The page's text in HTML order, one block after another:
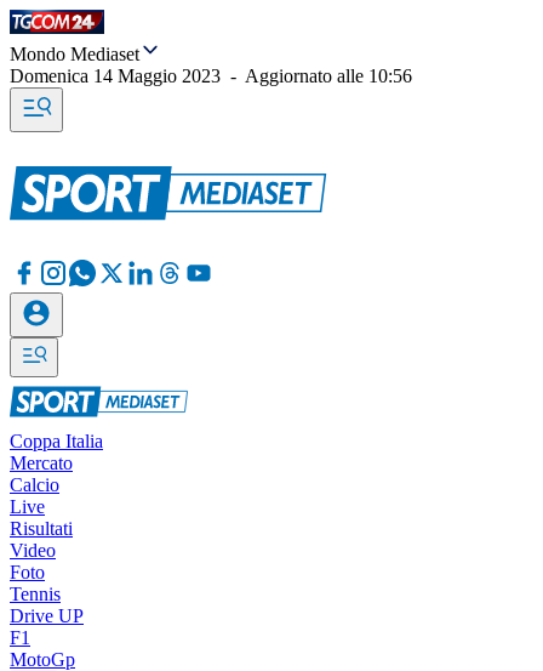
Mondo Mediaset
Domenica 14 Maggio 2023 - Aggiornato alle 10:56
Coppa Italia
Mercato
Calcio
Live
Risultati
Video
Foto
Tennis
Drive UP
F1
MotoGp